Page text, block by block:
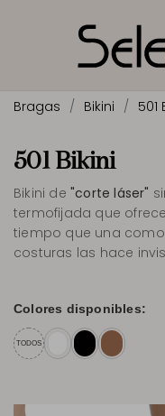
Bragas Bikini 501
501 Bikini
Bikini de "corte láser"
termofijada que
tiempo que una
costuras las hace
Colores disponibles:
TODOS